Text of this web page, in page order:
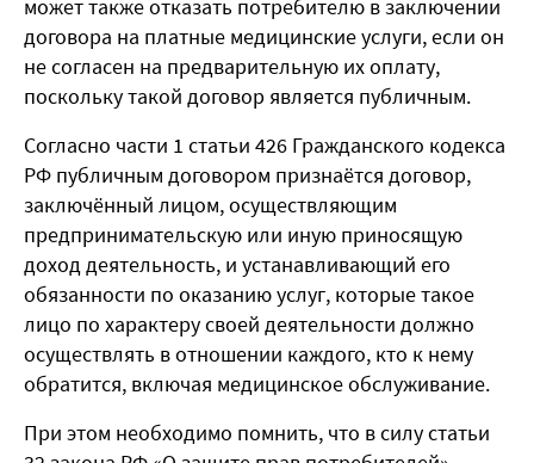
может также отказать потребителю в заключении
договора на платные медицинские услуги, если он
не согласен на предварительную их оплату,
поскольку такой договор является публичным.
Согласно части 1 статьи 426 Гражданского кодекса
РФ публичным договором признаётся договор,
заключённый лицом, осуществляющим
предпринимательскую или иную приносящую
доход деятельность, и устанавливающий его
обязанности по оказанию услуг, которые такое
лицо по характеру своей деятельности должно
осуществлять в отношении каждого, кто к нему
обратится, включая медицинское обслуживание.
При этом необходимо помнить, что в силу статьи